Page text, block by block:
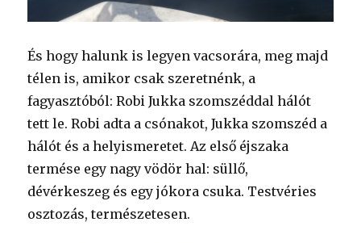
És hogy halunk is legyen vacsorára, meg majd
télen is, amikor csak szeretnénk, a
fagyasztóból: Robi Jukka szomszéddal hálót
tett le. Robi adta a csónakot, Jukka szomszéd a
hálót és a helyismeretet. Az első éjszaka
termése egy nagy vödör hal: süllő,
dévérkeszeg és egy jókora csuka. Testvéries
osztozás, természetesen.